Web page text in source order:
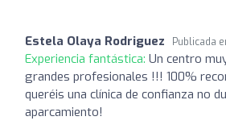
Estela Olaya Rodriguez Publicada
Experiencia fantástica: Un centro
grandes profesionales !!! 100%
queréis una clínica de confianza no
aparcamiento!